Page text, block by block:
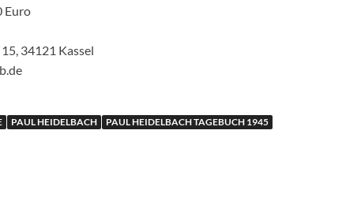
Euro
34121 Kassel
PAUL HEIDELBACH
PAUL HEIDELBACH TAGEBUCH 1945